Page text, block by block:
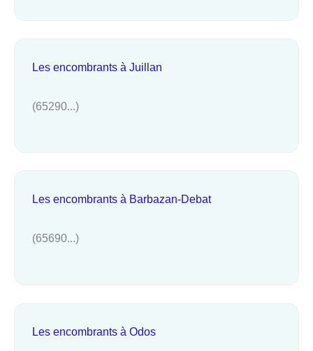
Les encombrants à Juillan
(65290...)
Les encombrants à Barbazan-Debat
(65690...)
Les encombrants à Odos